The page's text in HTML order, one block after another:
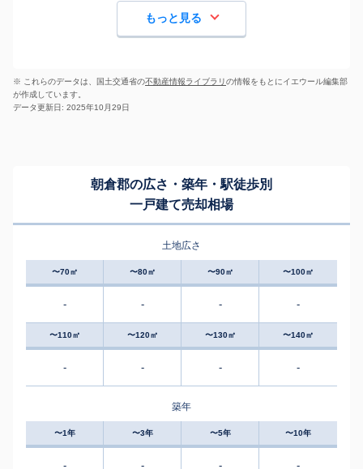
もっと見る
※ これらのデータは、国土交通省の不動産情報ライブラリの情報をもとにイエウール編集部
が作成しています。
データ更新日: 2025年10月29日
朝倉郡の広さ・築年・駅徒歩別
一戸建て売却相場
土地広さ
〜70㎡ 〜80㎡ 〜90㎡ 〜100㎡
- - - -
〜110㎡ 〜120㎡ 〜130㎡ 〜140㎡
- - - -
築年
〜1年 〜3年 〜5年 〜10年
- - - -